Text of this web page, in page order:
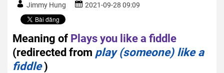
Jimmy Hung 2021-09-28 09:09
Meaning of Plays you like a fiddle
(redirected from play (someone) like a
fiddle)